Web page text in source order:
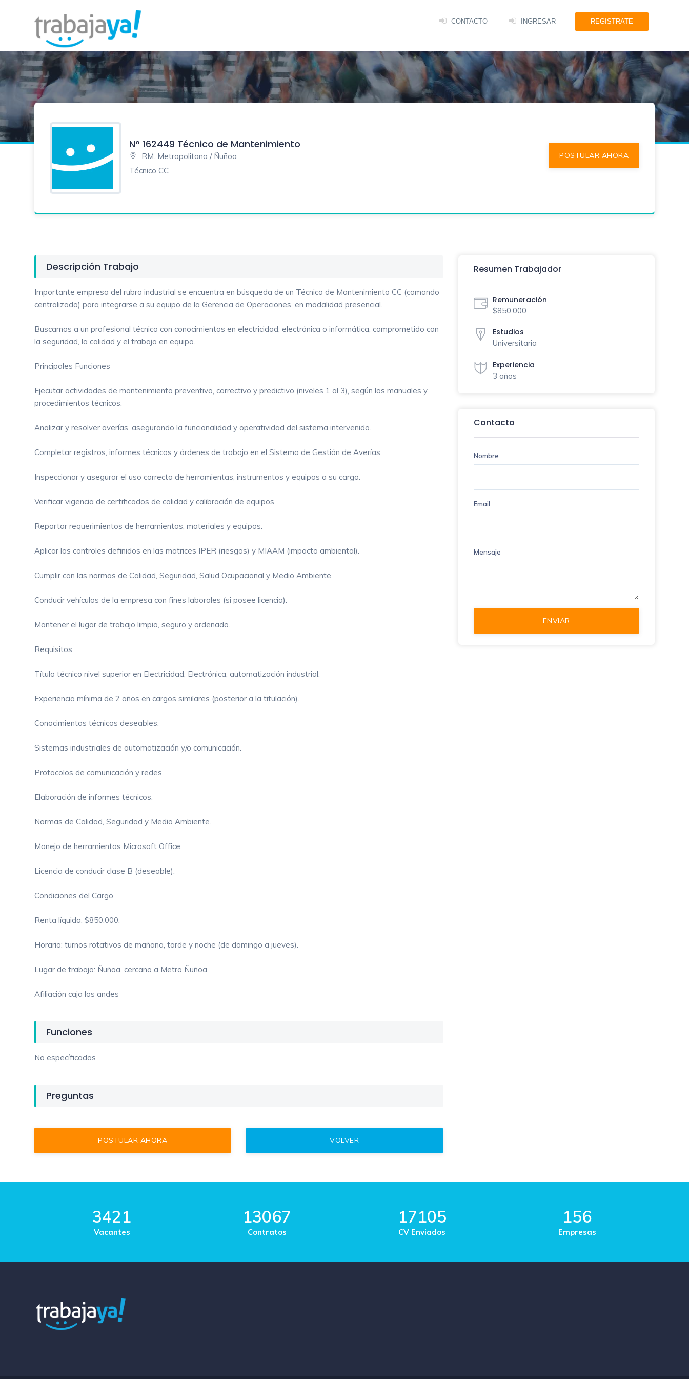
CONTACTO INGRESAR REGISTRATE
N° 162449 Técnico de Mantenimiento
RM. Metropolitana / Ñuñoa
Técnico CC
Descripción Trabajo
Importante empresa del rubro industrial se encuentra en búsqueda de un Técnico de Mantenimiento CC (comando
centralizado) para integrarse a su equipo de la Gerencia de Operaciones, en modalidad presencial.
Buscamos a un profesional técnico con conocimientos en electricidad, electrónica o informática, comprometido con
la seguridad, la calidad y el trabajo en equipo.
Principales Funciones
Ejecutar actividades de mantenimiento preventivo, correctivo y predictivo (niveles 1 al 3), según los manuales y
procedimientos técnicos.
Analizar y resolver averías, asegurando la funcionalidad y operatividad del sistema intervenido.
Completar registros, informes técnicos y órdenes de trabajo en el Sistema de Gestión de Averías.
Inspeccionar y asegurar el uso correcto de herramientas, instrumentos y equipos a su cargo.
Verificar vigencia de certificados de calidad y calibración de equipos.
Reportar requerimientos de herramientas, materiales y equipos.
Aplicar los controles definidos en las matrices IPER (riesgos) y MIAAM (impacto ambiental).
Cumplir con las normas de Calidad, Seguridad, Salud Ocupacional y Medio Ambiente.
Conducir vehículos de la empresa con fines laborales (si posee licencia).
Mantener el lugar de trabajo limpio, seguro y ordenado.
Requisitos
Título técnico nivel superior en Electricidad, Electrónica, automatización industrial.
Experiencia mínima de 2 años en cargos similares (posterior a la titulación).
Conocimientos técnicos deseables:
Sistemas industriales de automatización y/o comunicación.
Protocolos de comunicación y redes.
Elaboración de informes técnicos.
Normas de Calidad, Seguridad y Medio Ambiente.
Manejo de herramientas Microsoft Office.
Licencia de conducir clase B (deseable).
Condiciones del Cargo
Renta líquida: $850.000.
Horario: turnos rotativos de mañana, tarde y noche (de domingo a jueves).
Lugar de trabajo: Ñuñoa, cercano a Metro Ñuñoa.
Afiliación caja los andes
Funciones
No específicadas
Preguntas
Resumen Trabajador
Remuneración
$850.000
Estudios
Universitaria
Experiencia
3 años
Contacto
Nombre
Email
Mensaje
3421
Vacantes
13067
Contratos
17105
CV Enviados
156
Empresas